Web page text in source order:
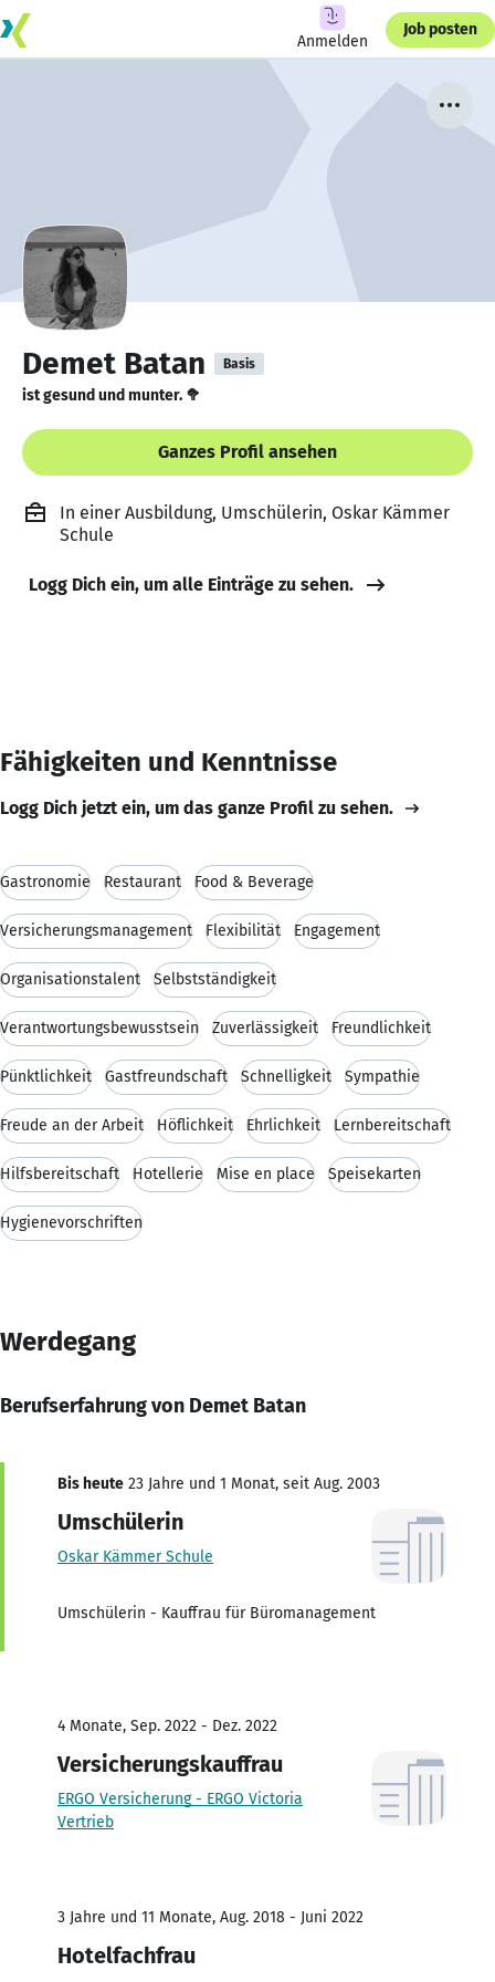
Anmelden
Job posten
Demet Batan Basis
ist gesund und munter. 🥦
Ganzes Profil ansehen
In einer Ausbildung, Umschülerin, Oskar Kämmer
Schule
Logg Dich ein, um alle Einträge zu sehen.
Fähigkeiten und Kenntnisse
Logg Dich jetzt ein, um das ganze Profil zu sehen.
Gastronomie Restaurant Food & Beverage
Versicherungsmanagement Flexibilität Engagement
Organisationstalent Selbstständigkeit
Verantwortungsbewusstsein Zuverlässigkeit Freundlichkeit
Pünktlichkeit Gastfreundschaft Schnelligkeit Sympathie
Freude an der Arbeit Höflichkeit Ehrlichkeit Lernbereitschaft
Hilfsbereitschaft Hotellerie Mise en place Speisekarten
Hygienevorschriften
Werdegang
Berufserfahrung von Demet Batan
Bis heute 23 Jahre und 1 Monat, seit Aug. 2003
Umschülerin
Oskar Kämmer Schule
Umschülerin - Kauffrau für Büromanagement
4 Monate, Sep. 2022 - Dez. 2022
Versicherungskauffrau
ERGO Versicherung - ERGO Victoria
Vertrieb
3 Jahre und 11 Monate, Aug. 2018 - Juni 2022
Hotelfachfrau